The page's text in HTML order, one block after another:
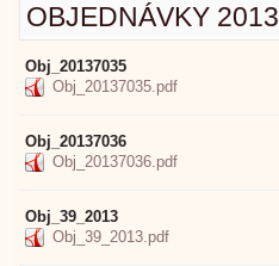
OBJEDNÁVKY 2013
Obj_20137035
Obj_20137035.pdf
Obj_20137036
Obj_20137036.pdf
Obj_39_2013
Obj_39_2013.pdf